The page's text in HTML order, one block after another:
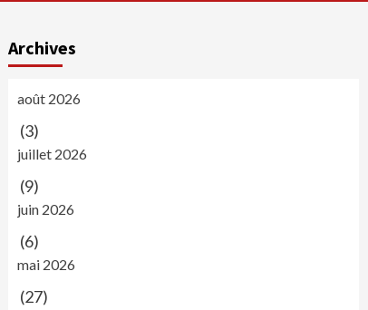
Archives
août 2026
(3)
juillet 2026
(9)
juin 2026
(6)
mai 2026
(27)